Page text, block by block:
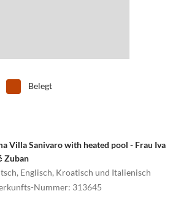
Belegt
Villa Sanivaro with heated pool - Frau Iva
Zuban
Englisch, Kroatisch und Italienisch
Nummer: 313645